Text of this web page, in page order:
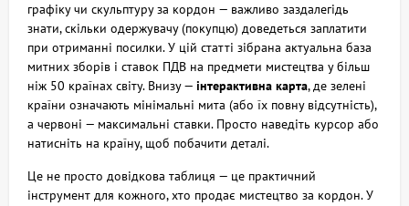
графіку чи скульптуру за кордон — важливо заздалегідь
знати, скільки одержувачу (покупцю) доведеться заплатити
при отриманні посилки. У цій статті зібрана актуальна база
митних зборів і ставок ПДВ на предмети мистецтва у більш
ніж 50 країнах світу. Внизу — інтерактивна карта, де зелені
країни означають мінімальні мита (або їх повну відсутність),
а червоні — максимальні ставки. Просто наведіть курсор або
натисніть на країну, щоб побачити деталі.
Це не просто довідкова таблиця — це практичний
інструмент для кожного, хто продає мистецтво за кордон. У